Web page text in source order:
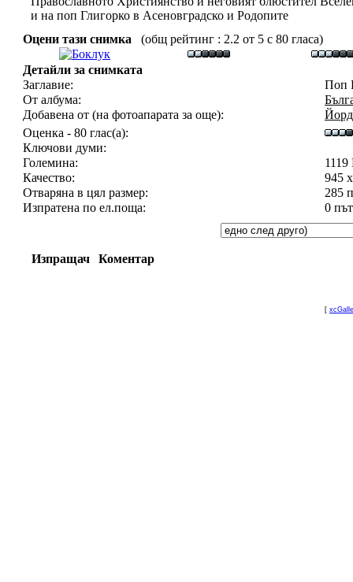
и на поп Глигорко в Асеновградско и Родопите
Оцени тази снимка
(общ рейтинг : 2.2 от 5 с 80 гласа)
Детайли за снимката
Заглавие:
Поп
От албума:
Добавена от (на фотоапарата за още):
Оценка - 80 глас(а):
Ключови думи:
Големина:
Качество:
945
Отваряна в цял размер:
285
Изпратена по ел.поща:
0
Изпращач Коментар
[